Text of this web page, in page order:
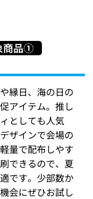
商品①
縁日、海の日の
アイテム。推し
としても人気
ザインで会場の
量で配布しやす
できるので、夏
です。少部数か
会にぜひお試し